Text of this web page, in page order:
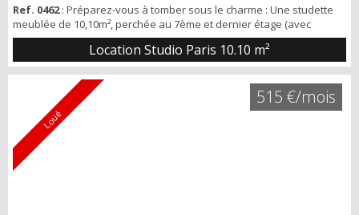
Ref. 0462: Préparez-vous à tomber sous le charme : Une studette
meublée de 10,10m², perchée au 7ème et dernier étage (avec
ascenseur jusqu'au 6ème) d'un immeuble bourgeois, située en
bord de Seine, au pied du métro Javel. Un petit coin de paradis pour
ceux qui rêvent de vivre la vie parisienne à plein régime. La
studette en détails : * Un espace optimisé et lumineux : Tout ce qu'il
faut pour ...
Location Studio Paris 10.10 m²
Loué
515 €/mois